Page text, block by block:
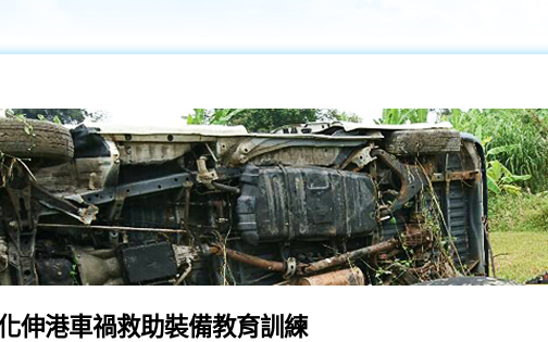
伸港車禍救助裝備教育訓練